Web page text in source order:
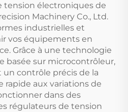
tension électroniques de
Machinery Co., Ltd.
industrielles et
vos équipements en
Grâce à une technologie
basée sur microcontrôleur,
contrôle précis de la
aux variations de
dans des
régulateurs de tension